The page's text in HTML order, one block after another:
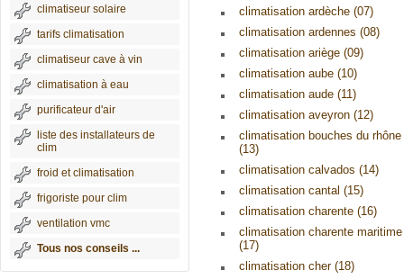
climatiseur solaire
tarifs climatisation
climatiseur cave à vin
climatisation à eau
purificateur d'air
liste des installateurs de
clim
froid et climatisation
frigoriste pour clim
ventilation vmc
Tous nos conseils ...
climatisation ardèche (07)
climatisation ardennes (08)
climatisation ariège (09)
climatisation aube (10)
climatisation aude (11)
climatisation aveyron (12)
climatisation bouches du rhône
(13)
climatisation calvados (14)
climatisation cantal (15)
climatisation charente (16)
climatisation charente maritime
(17)
climatisation cher (18)